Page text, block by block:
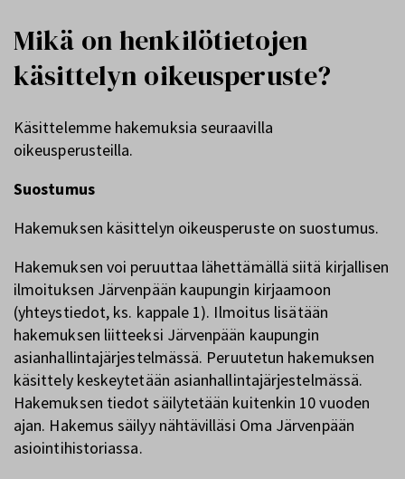
Mikä on henkilötietojen
käsittelyn oikeusperuste?
Käsittelemme hakemuksia seuraavilla
oikeusperusteilla.
Suostumus
Hakemuksen käsittelyn oikeusperuste on suostumus.
Hakemuksen voi peruuttaa lähettämällä siitä kirjallisen
ilmoituksen Järvenpään kaupungin kirjaamoon
(yhteystiedot, ks. kappale 1). Ilmoitus lisätään
hakemuksen liitteeksi Järvenpään kaupungin
asianhallintajärjestelmässä. Peruutetun hakemuksen
käsittely keskeytetään asianhallintajärjestelmässä.
Hakemuksen tiedot säilytetään kuitenkin 10 vuoden
ajan. Hakemus säilyy nähtävilläsi Oma Järvenpään
asiointihistoriassa.